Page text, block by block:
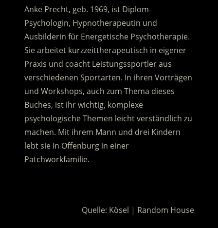
Anke Precht, geb. 1969, ist Diplom-
Psychologin, Hypnotherapeutin und
Ausbilderin für Energetische Psychotherapie.
Sie arbeitet kurzzeittherapeutisch in eigener
Praxis und coacht Leistungssportler aus
verschiedenen Sportarten. In ihren Vorträgen
und Workshops, auch zum Thema dieses
Buches, ist ihr wichtig, komplexe
psychologische Themen leicht verständlich zu
machen. Mit ihrem Mann und drei Kindern
lebt sie in Offenburg in einer
Patchworkfamilie.
Quelle: Kösel | Random House